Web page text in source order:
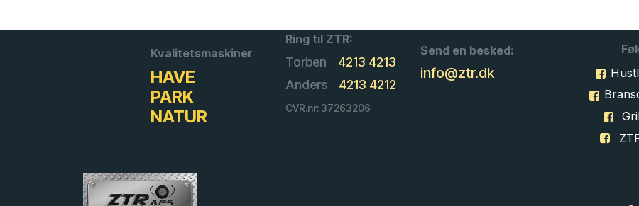
Kvalitetsmaskiner
HAVE
PARK
NATUR
Ring til ZTR:
Torben
4213 4213
Anders
4213 4212
CVR.nr: 37263206
Send en besked:
info@ztr.dk